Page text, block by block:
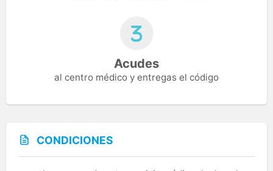
Acudes
al centro médico y entregas el código
CONDICIONES